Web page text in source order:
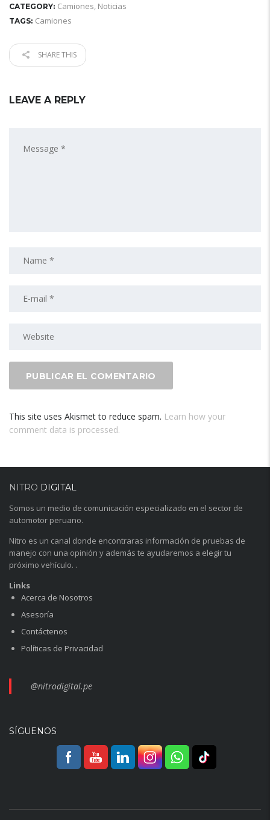
CATEGORY: Camiones, Noticias
TAGS: Camiones
SHARE THIS
LEAVE A REPLY
This site uses Akismet to reduce spam. Learn how your
comment data is processed.
NITRO DIGITAL
Somos un medio de comunicación especializado en el sector de
automotor peruano.
Nitro es un canal donde encontraras información de pruebas de
manejo con una opinión y además te ayudaremos a elegir tu
próximo vehículo. .
Links
Acerca de Nosotros
Asesoría
Contáctenos
Políticas de Privacidad
@nitrodigital.pe
SÍGUENOS